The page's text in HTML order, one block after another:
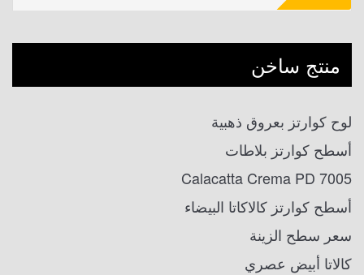
منتج ساخن
لوح كوارتز بعروق ذهبية
أسطح كوارتز بلاطات
7005 Calacatta Crema PD
أسطح كوارتز كالاكاتا البيضاء
سعر سطح الزينة
كالاتا أبيض عصري